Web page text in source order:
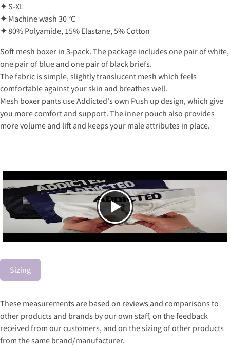
✦ S-XL
✦ Machine wash 30 °C
✦80% Polyamide, 15% Elastane, 5% Cotton
Soft mesh boxer in 3-pack. The package includes one pair of white,
one pair of blue and one pair of black briefs.
The fabric is simple, slightly translucent mesh which feels
comfortable against your skin and breathes well.
Mesh boxer pants use Addicted's own Push up design, which give
you more comfort and support. The inner pouch also provides
more volume and lift and keeps your male attributes in place.
Sizing
These measurements are based on reviews and comparisons to
other products and brands by our own staff, on the feedback
received from our customers, and on the sizing of other products
from the same brand/manufacturer.